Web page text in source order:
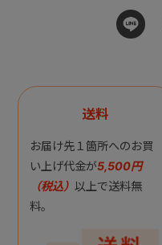
送料
お届け先１箇所へのお買
い上げ代金が5,500円
（税込） 以上で送料無
料。